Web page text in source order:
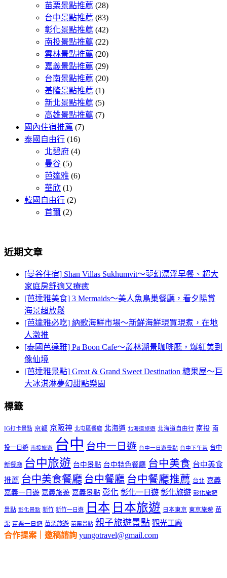
苗栗景點推薦 (28)
台中景點推薦 (83)
彰化景點推薦 (42)
南投景點推薦 (22)
雲林景點推薦 (20)
嘉義景點推薦 (29)
台南景點推薦 (20)
基隆景點推薦 (1)
新北景點推薦 (5)
高雄景點推薦 (7)
國內住宿推薦 (7)
泰國自由行 (16)
北碧府 (4)
曼谷 (5)
芭達雅 (6)
華欣 (1)
韓國自由行 (2)
首爾 (2)
近期文章
[曼谷住宿] Shan Villas Sukhumvit～夢幻漂浮早餐、超大
家庭房舒適又療癒
[芭達雅美食] 3 Mermaids～美人魚鳥巢餐廳，看夕陽賞
海景超放鬆
[芭達雅必吃] 納歌海鮮市場～新鮮海鮮現買現煮，在地
人激推
[泰國芭達雅] Pa Boon Cafe～叢林湖景咖啡廳，爆紅美到
像仙境
[芭達雅景點] Great & Grand Sweet Destination 糖果屋～巨
大冰淇淋夢幻甜點樂園
標籤
IG打卡景點 京都 京阪神 北屯區餐廳 北海道 北海道旅遊 北海道自由行 南投 南
投一日遊 南投旅遊 台中 台中一日遊 台中一日遊景點 台中下午茶 台中
新餐廳 台中旅遊 台中景點 台中特色餐廳 台中美食 台中美食
推薦 台中美食餐廳 台中餐廳 台中餐廳推薦 台北 嘉義
嘉義一日遊 嘉義旅遊 嘉義景點 彰化 彰化一日遊 彰化旅遊 彰化旅遊
景點 彰化景點 新竹 新竹一日遊 日本 日本旅遊 日本東京 東京旅遊 苗
栗 苗栗一日遊 苗栗旅遊 苗栗景點 親子旅遊景點 觀光工廠
合作提案｜邀稿諮詢 yungotravel@gmail.com